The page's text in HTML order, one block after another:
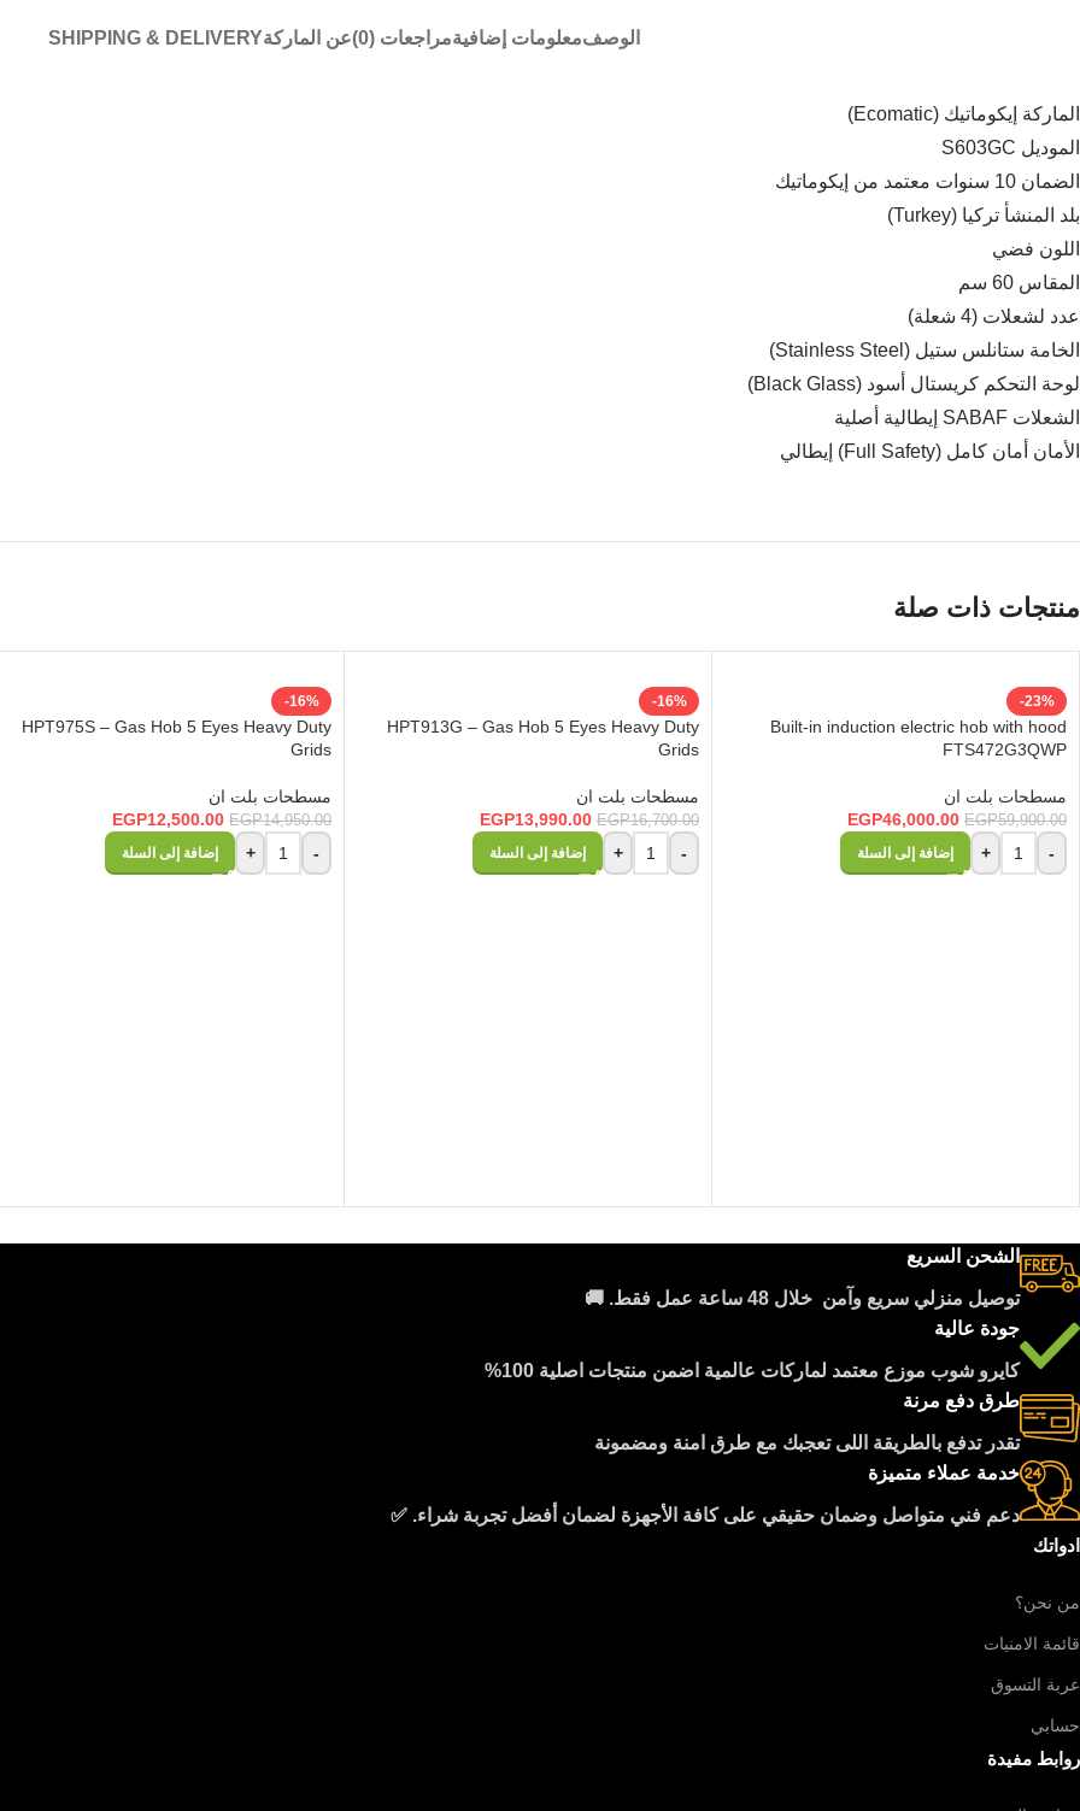
الوصفمعلومات إضافيةمراجعات (0) عن الماركةSHIPPING & DELIVERY
الماركة إيكوماتيك (Ecomatic)
الموديل S603GC
الضمان 10 سنوات معتمد من إيكوماتيك
بلد المنشأ تركيا (Turkey)
اللون فضي
المقاس 60 سم
عدد لشعلات (4 شعلة)
الخامة ستانلس ستيل (Stainless Steel)
لوحة التحكم كريستال أسود (Black Glass)
الشعلات SABAF إيطالية أصلية
الأمان أمان كامل (Full Safety) إيطالي
منتجات ذات صلة
-23%
Built-in induction electric hob with hood
FTS472G3QWP
مسطحات بلت ان
EGP59,900.00
EGP46,000.00
-
+ إضافة إلى السلة
-16%
HPT913G – Gas Hob 5 Eyes Heavy Duty
Grids
مسطحات بلت ان
EGP16,700.00
EGP13,990.00
-
+ إضافة إلى السلة
-16%
HPT975S – Gas Hob 5 Eyes Heavy Duty
Grids
مسطحات بلت ان
EGP14,950.00
EGP12,500.00
-
+ إضافة إلى السلة
الشحن السريع
توصيل منزلي سريع وآمن خلال 48 ساعة عمل فقط. 🚚
جودة عالية
كايرو شوب موزع معتمد لماركات عالمية اضمن منتجات اصلية 100%
طرق دفع مرنة
تقدر تدفع بالطريقة اللى تعجبك مع طرق امنة ومضمونة
خدمة عملاء متميزة
دعم فني متواصل وضمان حقيقي على كافة الأجهزة لضمان أفضل تجربة شراء. ✅
ادواتك
من نحن؟
قائمة الامنيات
عربة التسوق
حسابي
روابط مفيدة
Facebook
Instagram